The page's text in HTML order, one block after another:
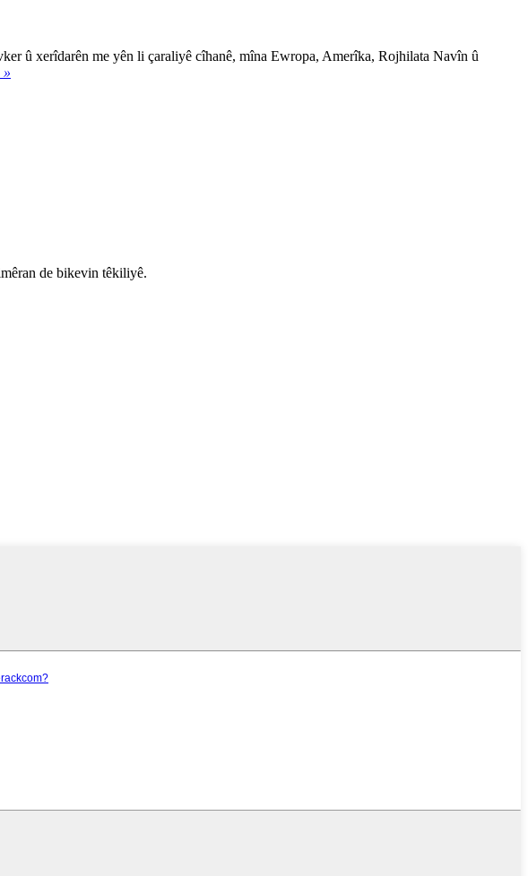
û xerîdarên me yên li çaraliyê cîhanê, mîna Ewropa, Amerîka, Rojhilata Navîn û
»
de bikevin têkiliyê.